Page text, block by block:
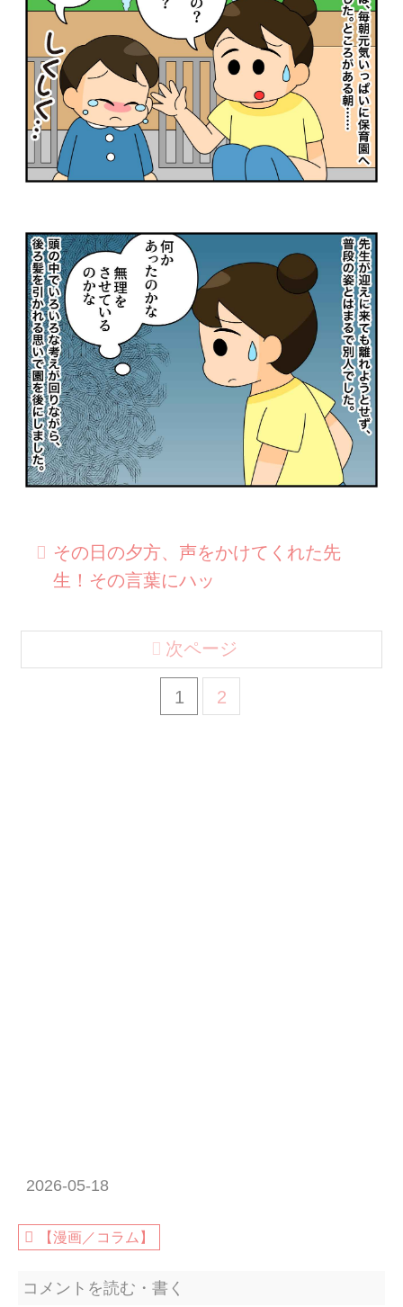
その日の夕方、声をかけてくれた先
生！その言葉にハッ
1 2
次ページ
2026-05-18
【漫画／コラム】
コメントを読む・書く